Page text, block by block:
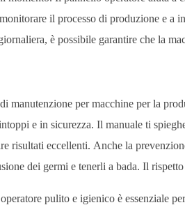
il processo di produzione e a
è possibile garantire che la
manutenzione per macchine per la
e in sicurezza. Il manuale ti
risultati eccellenti. Anche la
dei germi e tenerli a bada. Il
pulito e igienico è essenziale